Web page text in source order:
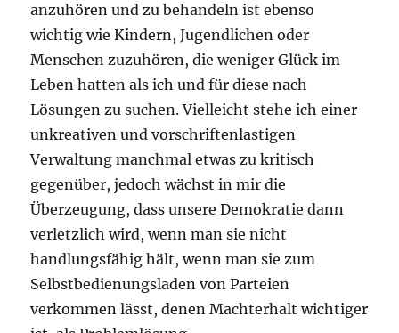
anzuhören und zu behandeln ist ebenso
wichtig wie Kindern, Jugendlichen oder
Menschen zuzuhören, die weniger Glück im
Leben hatten als ich und für diese nach
Lösungen zu suchen. Vielleicht stehe ich einer
unkreativen und vorschriftenlastigen
Verwaltung manchmal etwas zu kritisch
gegenüber, jedoch wächst in mir die
Überzeugung, dass unsere Demokratie dann
verletzlich wird, wenn man sie nicht
handlungsfähig hält, wenn man sie zum
Selbstbedienungsladen von Parteien
verkommen lässt, denen Machterhalt wichtiger